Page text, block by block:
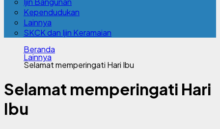
Kependudukan
Lainnya
SKCK dan Ijin Keramaian
Beranda
Lainnya
Selamat memperingati Hari Ibu
Selamat memperingati Hari
Ibu